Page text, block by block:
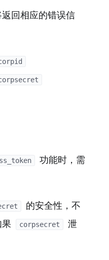
回相应的错误信
功能时，需
的安全性，不
corpsecret
泄